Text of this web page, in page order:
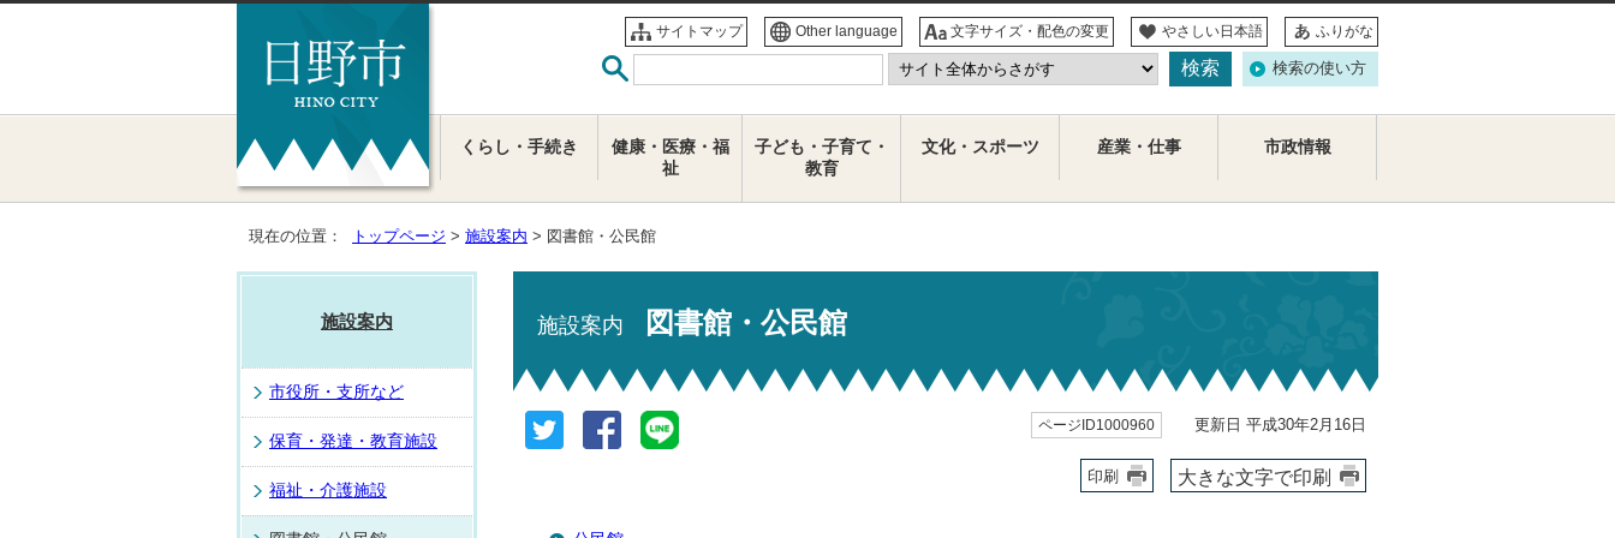
サイトマップ Other language 文字サイズ・配色の変更 やさしい日本語 ふりがな
検索の使い方
くらし・手続き
健康・医療・福
祉
子ども・子育て・
教育
文化・スポーツ 産業・仕事 市政情報
現在の位置： トップページ > 施設案内 > 図書館・公民館
施設案内 図書館・公民館
ページID1000960 更新日 平成30年2月16日
印刷 大きな文字で印刷
施設案内
市役所・支所など
保育・発達・教育施設
福祉・介護施設